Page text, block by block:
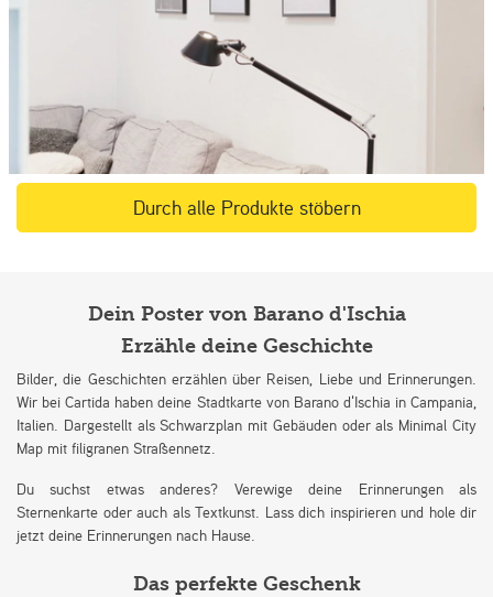
Durch alle Produkte stöbern
Dein Poster von Barano d'Ischia
Erzähle deine Geschichte
Bilder, die Geschichten erzählen über Reisen, Liebe und Erinnerungen.
Wir bei Cartida haben deine Stadtkarte von Barano d'Ischia in Campania,
Italien. Dargestellt als Schwarzplan mit Gebäuden oder als Minimal City
Map mit filigranen Straßennetz.
Du suchst etwas anderes? Verewige deine Erinnerungen als
Sternenkarte oder auch als Textkunst. Lass dich inspirieren und hole dir
jetzt deine Erinnerungen nach Hause.
Das perfekte Geschenk